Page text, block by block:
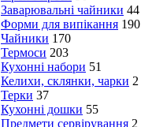
Заварювальні чайники 44
Форми для випікання 190
Чайники 170
Термоси 203
Кухонні набори 51
Келихи, склянки, чарки 2
Терки 37
Кухонні дошки 55
Предмети сервірування 2